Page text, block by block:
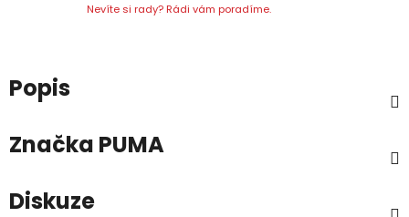
Nevíte si rady? Rádi vám poradíme.
Popis
Značka PUMA
Diskuze